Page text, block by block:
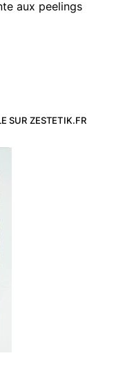
aux peelings
SUR ZESTETIK.FR